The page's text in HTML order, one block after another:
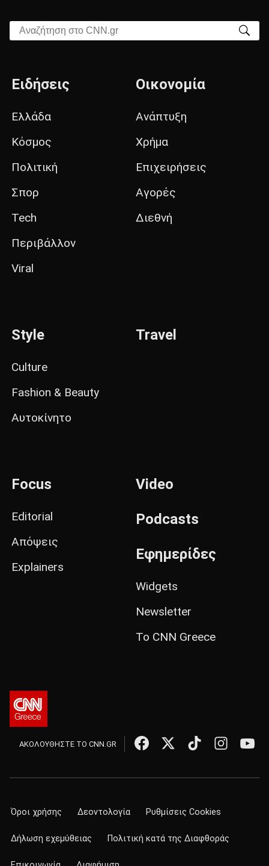
Αναζήτηση στο CNN.gr
Ειδήσεις
Ελλάδα
Κόσμος
Πολιτική
Σπορ
Tech
Περιβάλλον
Viral
Οικονομία
Ανάπτυξη
Χρήμα
Επιχειρήσεις
Αγορές
Διεθνή
Style
Culture
Fashion & Beauty
Αυτοκίνητο
Travel
Focus
Editorial
Απόψεις
Explainers
Video
Podcasts
Εφημερίδες
Widgets
Newsletter
Το CNN Greece
ΑΚΟΛΟΥΘΗΣΤΕ ΤΟ CNN.GR
Όροι χρήσης Δεοντολογία Ρυθμίσεις Cookies
Δήλωση εχεμύθειας Πολιτική κατά της Διαφθοράς